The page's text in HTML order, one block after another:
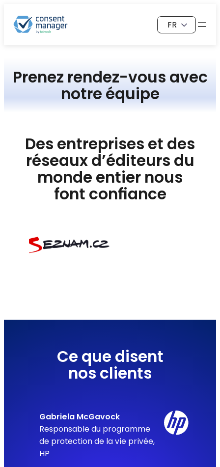
contenu
Choisir
une
Prenez rendez-vous avec
notre équipe
Des entreprises et des
réseaux d’éditeurs du
monde entier nous
font confiance
Ce que disent
nos clients
Gabriela McGavock
Responsable du programme
de protection de la vie privée,
HP